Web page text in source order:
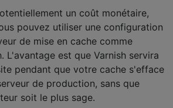
un coût monétaire,
pouvez utiliser une configuration
de mise en cache comme
L'avantage est que Varnish servira
pendant que votre cache s'efface
de production, sans que
soit le plus sage.